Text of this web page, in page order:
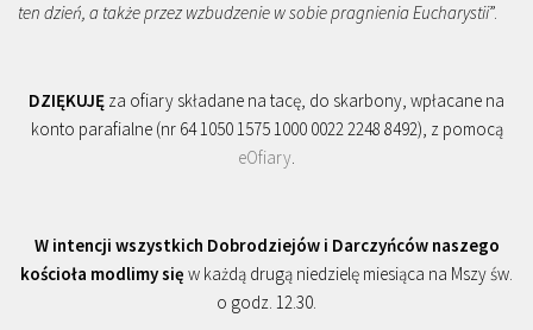
ten dzień, a także przez wzbudzenie w sobie pragnienia Eucharystii”.
DZIĘKUJĘ za ofiary składane na tacę, do skarbony, wpłacane na
konto parafialne (nr 64 1050 1575 1000 0022 2248 8492), z pomocą
eOfiary.
W intencji wszystkich Dobrodziejów i Darczyńców naszego
kościoła modlimy się w każdą drugą niedzielę miesiąca na Mszy św.
o godz. 12.30.